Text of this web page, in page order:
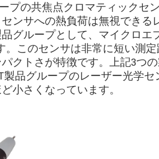
プの共焦点クロマティック
ンサへの熱負荷は無視でき
グループとして、マイクロ
。このセンサは非常に短い測
クトさが特徴です。上記3つ
製品グループのレーザー光学
小さくなっています。